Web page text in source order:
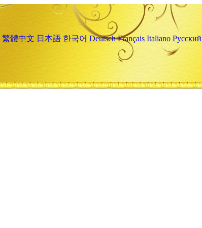
繁體中文 日本語 한국어 Deutsch Français Italiano Русский